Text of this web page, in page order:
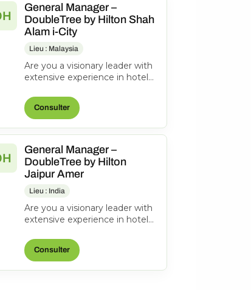
General Manager –
DoubleTree by Hilton Shah
Alam i-City
Lieu : Malaysia
Are you a visionary leader with
extensive experience in hotel
driving operational success...
Consulter
General Manager –
DoubleTree by Hilton
Jaipur Amer
Lieu : India
Are you a visionary leader with
extensive experience in hotel
driving operational success...
Consulter